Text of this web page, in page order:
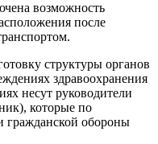
возможность
после
структуры органов
здравоохранения
несут руководители
которые по
гражданской обороны